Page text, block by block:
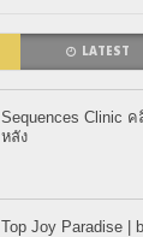
LATEST
Sequences Clinic
หลัง
Top Joy Paradise |